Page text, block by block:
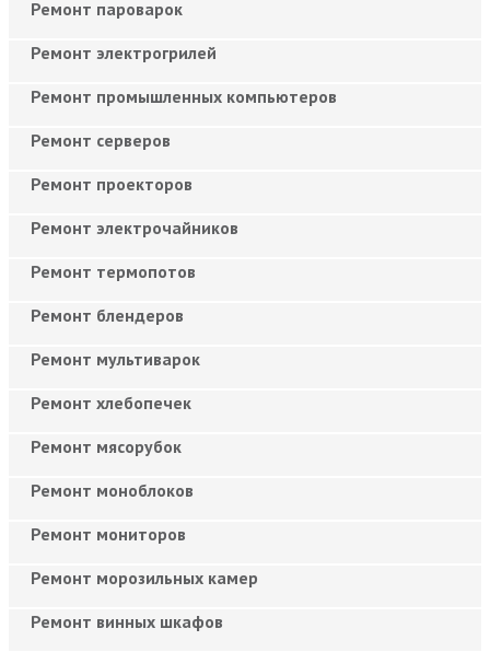
Ремонт пароварок
Ремонт электрогрилей
Ремонт промышленных компьютеров
Ремонт серверов
Ремонт проекторов
Ремонт электрочайников
Ремонт термопотов
Ремонт блендеров
Ремонт мультиварок
Ремонт хлебопечек
Ремонт мясорубок
Ремонт моноблоков
Ремонт мониторов
Ремонт морозильных камер
Ремонт винных шкафов